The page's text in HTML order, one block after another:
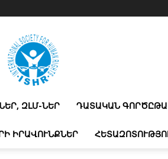
ԶԼՄ-ՆԵՐ ԴԱՏԱԿԱՆ
ԻՐԱՎՈՒՆՔՆԵՐ